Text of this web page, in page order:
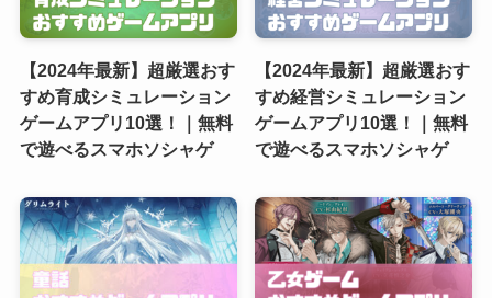
【2024年最新】超厳選おす
すめ育成シミュレーション
ゲームアプリ10選！｜無料
で遊べるスマホソシャゲ
【2024年最新】超厳選おす
すめ経営シミュレーション
ゲームアプリ10選！｜無料
で遊べるスマホソシャゲ